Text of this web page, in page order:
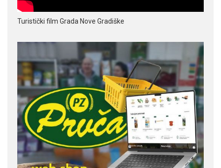
Turistički film Grada Nove Gradiške